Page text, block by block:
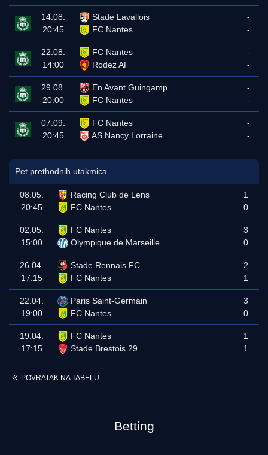
14.08.
20:45
Stade Lavallois
FC Nantes
-
-
22.08.
14:00
FC Nantes
Rodez AF
-
-
29.08.
20:00
En Avant Guingamp
FC Nantes
-
-
07.09.
20:45
FC Nantes
AS Nancy Lorraine
-
-
Pet prethodnih utakmica
08.05.
20:45
Racing Club de Lens
FC Nantes
1
0
02.05.
15:00
FC Nantes
Olympique de Marseille
3
0
26.04.
17:15
Stade Rennais FC
FC Nantes
2
1
22.04.
19:00
Paris Saint-Germain
FC Nantes
3
0
19.04.
17:15
FC Nantes
Stade Brestois 29
1
1
POVRATAK NA TABELU
Betting